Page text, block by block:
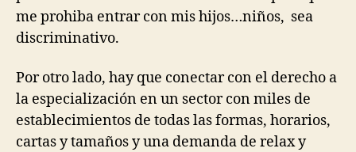
me prohiba entrar con mis hijos…niños, sea
discriminativo.
Por otro lado, hay que conectar con el derecho a
la especialización en un sector con miles de
establecimientos de todas las formas, horarios,
cartas y tamaños y una demanda de relax y